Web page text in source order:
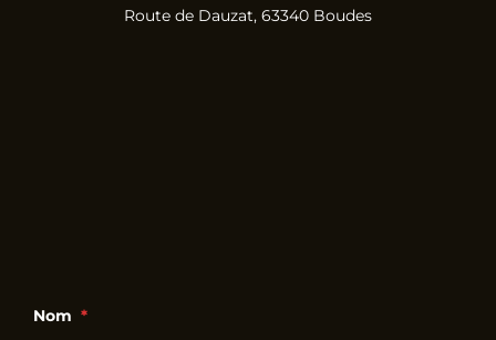
Route de Dauzat, 63340 Boudes
Nom *